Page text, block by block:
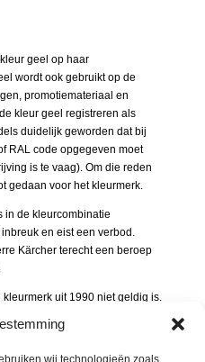
wij technologieën zoals
geel op haar
wordt ook gebruikt op de
promotiemateriaal en
kleur geel registreren als
duidelijk geworden dat bij
RAL code opgegeven moet
is te vaag). Om die reden
gedaan voor het kleurmerk.
in de kleurcombinatie
en eist een verbod.
Kärcher terecht een beroep
uit 1990 niet geldig is.
correct ingediend. Kleurmerken